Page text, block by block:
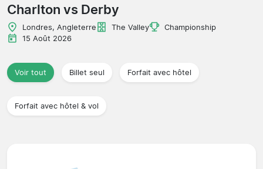
Championnats
Charlton vs Derby
Londres, Angleterre The Valley
Championship
15 Août 2026
Voir tout Billet seul Forfait avec hôtel
Forfait avec hôtel & vol